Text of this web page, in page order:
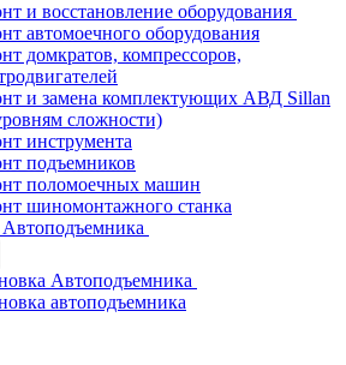
и восстановление оборудования
автомоечного оборудования
домкратов, компрессоров,
и замена комплектующих АВД Sillan
сложности)
инструмента
подъемников
поломоечных машин
шиномонтажного станка
Автоподъемника
Автоподъемника
автоподъемника